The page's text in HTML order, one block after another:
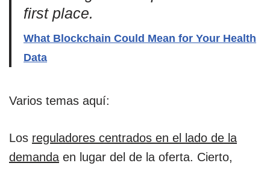
first place.
What Blockchain Could Mean for Your Health
Data
Varios temas aquí:
Los reguladores centrados en el lado de la
demanda en lugar del de la oferta. Cierto,